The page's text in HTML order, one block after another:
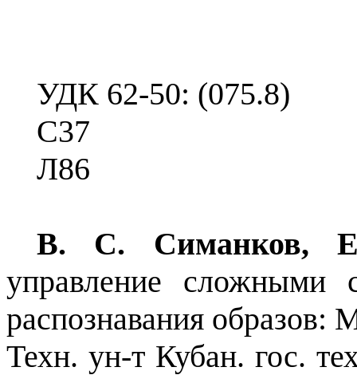
УДК 62-50: (075.8)
С37
Л86
В. С. Симанков,
управление сложными
распознавания образов:
Техн. ун-т Кубан. гос.